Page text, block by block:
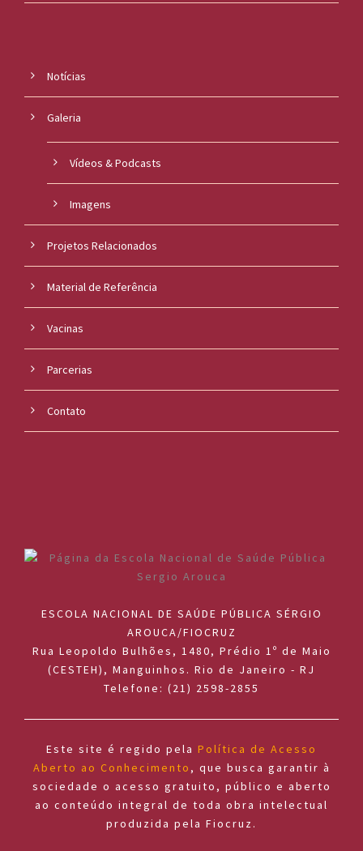
Notícias
Galeria
Vídeos & Podcasts
Imagens
Projetos Relacionados
Material de Referência
Vacinas
Parcerias
Contato
ESCOLA NACIONAL DE SAÚDE PÚBLICA SÉRGIO
AROUCA/FIOCRUZ
Rua Leopoldo Bulhões, 1480, Prédio 1º de Maio
(CESTEH), Manguinhos. Rio de Janeiro - RJ
Telefone: (21) 2598-2855
Este site é regido pela Política de Acesso
Aberto ao Conhecimento , que busca garantir à
sociedade o acesso gratuito, público e aberto
ao conteúdo integral de toda obra intelectual
produzida pela Fiocruz.